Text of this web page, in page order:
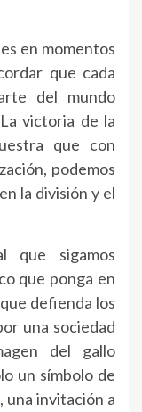
en momentos
que cada
del mundo
victoria de la
que con
podemos
la división y el
que sigamos
que ponga en
defienda los
una sociedad
del gallo
un símbolo de
una invitación a